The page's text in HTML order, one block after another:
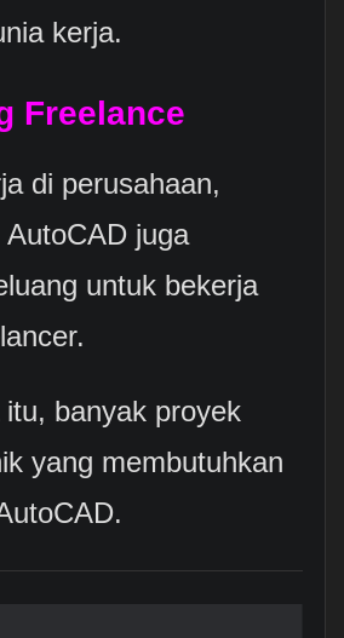
kerja.
Freelance
di perusahaan,
juga
untuk bekerja
banyak proyek
yang membutuhkan